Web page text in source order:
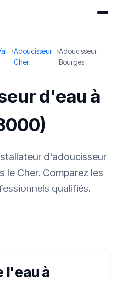
›Adoucisseur
Cher
›Adoucisseur
Bourges
d'eau à
d'adoucisseur
le Cher. Comparez les
qualifiés.
l'eau à